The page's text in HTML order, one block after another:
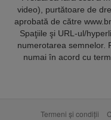
video), purtătoare de
aprobată de către
Spaţiile şi URL-ul/
numerotarea semnelor.
numai în acord cu
Termeni și condiții